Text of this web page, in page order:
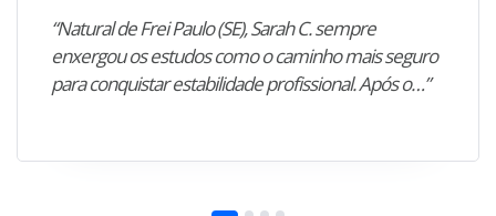
“Natural de Frei Paulo (SE), Sarah C. sempre
enxergou os estudos como o caminho mais seguro
para conquistar estabilidade profissional. Após o…”